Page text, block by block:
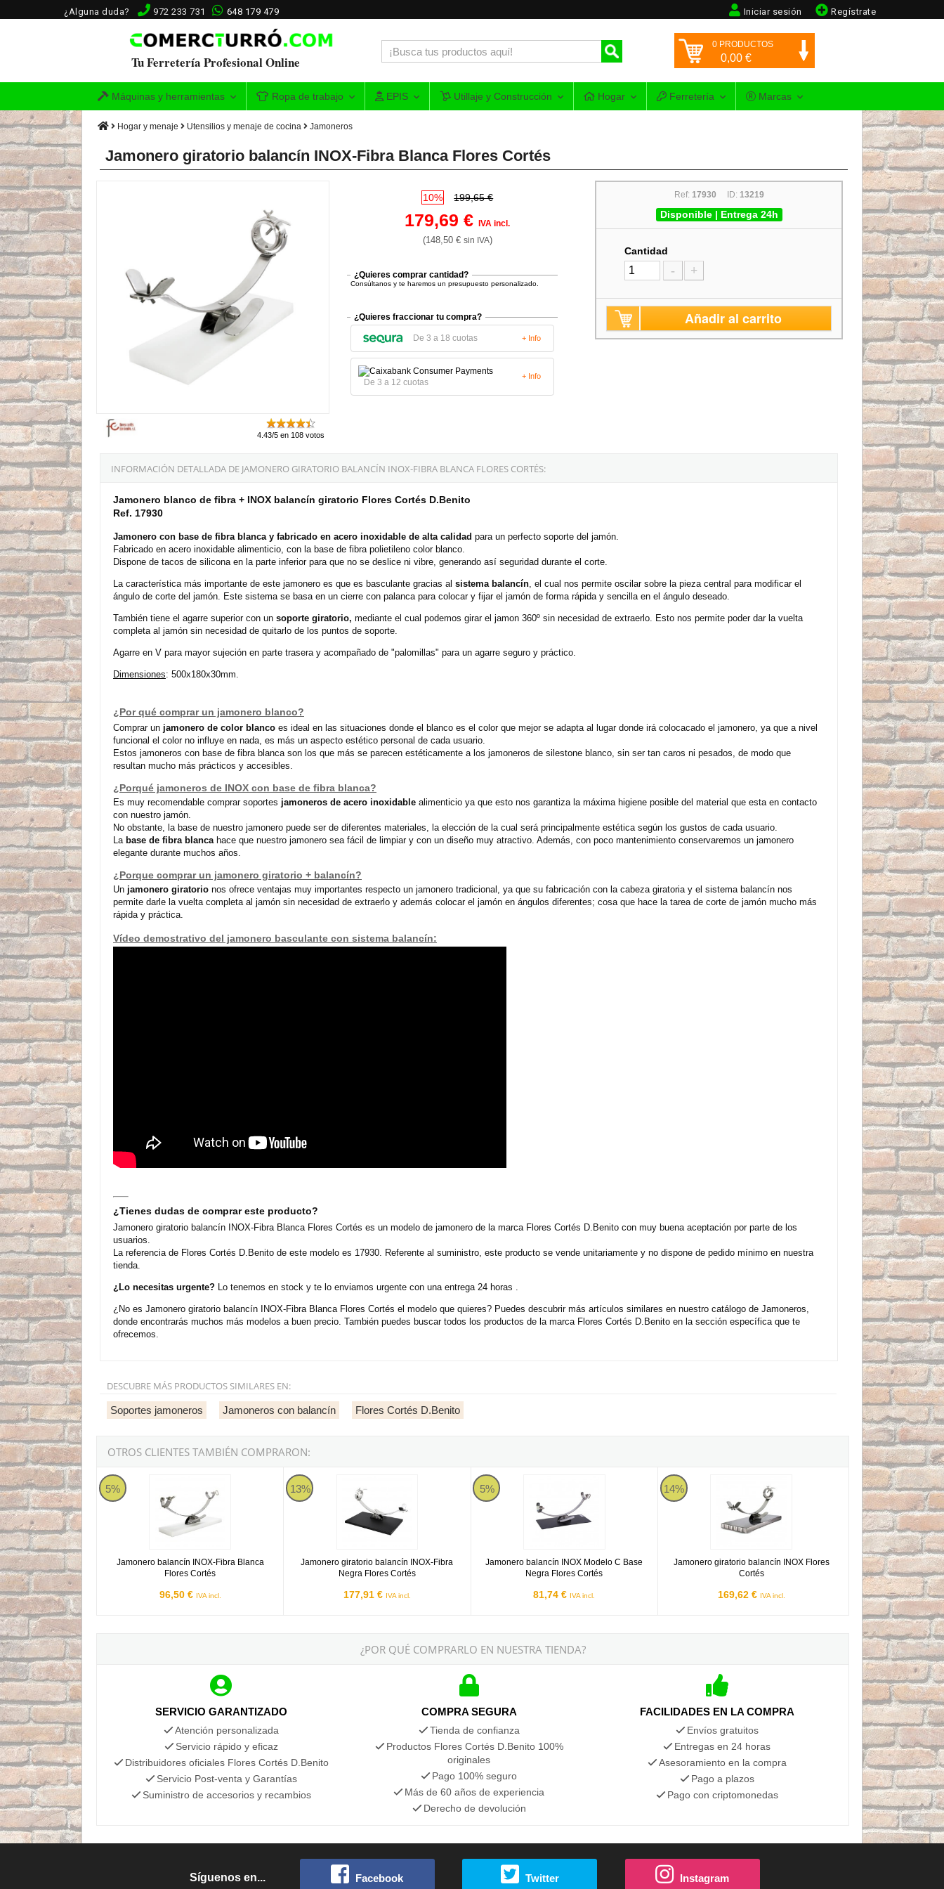
¿Alguna duda? 972 233 731 648 179 479 Regístrate
Iniciar sesión
Tu Ferretería Profesional Online
0 PRODUCTOS
0,00 €
Máquinas y herramientas Ropa de trabajo EPIS Utillaje y Construcción Hogar Ferretería Marcas
Hogar y menaje Utensilios y menaje de cocina Jamoneros
Jamonero giratorio balancín INOX-Fibra Blanca Flores Cortés
4.43/5 en 108 votos
10% 199,65 €
179,69 €IVA incl.
(148,50 € sin IVA)
¿Quieres comprar cantidad?
Consúltanos y te haremos un presupuesto personalizado.
¿Quieres fraccionar tu compra?
De 3 a 18 cuotas + Info
De 3 a 12 cuotas
+ Info
Ref: 17930 ID: 13219
Disponible | Entrega 24h
Cantidad
- +
Añadir al carrito
INFORMACIÓN DETALLADA DE JAMONERO GIRATORIO BALANCÍN INOX-FIBRA BLANCA FLORES CORTÉS:
Jamonero blanco de fibra + INOX balancín giratorio Flores Cortés D.Benito
Ref. 17930
Jamonero con base de fibra blanca y fabricado en acero inoxidable de alta calidad para un perfecto soporte del jamón.
Fabricado en acero inoxidable alimenticio, con la base de fibra polietileno color blanco.
Dispone de tacos de silicona en la parte inferior para que no se deslice ni vibre, generando así seguridad durante el corte.
La característica más importante de este jamonero es que es basculante gracias al sistema balancín , el cual nos permite oscilar sobre la pieza central para modificar el
ángulo de corte del jamón. Este sistema se basa en un cierre con palanca para colocar y fijar el jamón de forma rápida y sencilla en el ángulo deseado.
También tiene el agarre superior con un soporte giratorio, mediante el cual podemos girar el jamon 360º sin necesidad de extraerlo. Esto nos permite poder dar la vuelta
completa al jamón sin necesidad de quitarlo de los puntos de soporte.
Agarre en V para mayor sujeción en parte trasera y acompañado de "palomillas" para un agarre seguro y práctico.
Dimensiones: 500x180x30mm.
¿Por qué comprar un jamonero blanco?
Comprar un jamonero de color blanco es ideal en las situaciones donde el blanco es el color que mejor se adapta al lugar donde irá colocacado el jamonero, ya que a nivel
funcional el color no influye en nada, es más un aspecto estético personal de cada usuario.
Estos jamoneros con base de fibra blanca son los que más se parecen estéticamente a los jamoneros de silestone blanco, sin ser tan caros ni pesados, de modo que
resultan mucho más prácticos y accesibles.
¿Porqué jamoneros de INOX con base de fibra blanca?
Es muy recomendable comprar soportes jamoneros de acero inoxidable alimenticio ya que esto nos garantiza la máxima higiene posible del material que esta en contacto
con nuestro jamón.
No obstante, la base de nuestro jamonero puede ser de diferentes materiales, la elección de la cual será principalmente estética según los gustos de cada usuario.
La base de fibra blanca hace que nuestro jamonero sea fácil de limpiar y con un diseño muy atractivo. Además, con poco mantenimiento conservaremos un jamonero
elegante durante muchos años.
¿Porque comprar un jamonero giratorio + balancín?
Un jamonero giratorio nos ofrece ventajas muy importantes respecto un jamonero tradicional, ya que su fabricación con la cabeza giratoria y el sistema balancín nos
permite darle la vuelta completa al jamón sin necesidad de extraerlo y además colocar el jamón en ángulos diferentes; cosa que hace la tarea de corte de jamón mucho más
rápida y práctica.
Vídeo demostrativo del jamonero basculante con sistema balancín:
¿Tienes dudas de comprar este producto?
Jamonero giratorio balancín INOX-Fibra Blanca Flores Cortés es un modelo de jamonero de la marca Flores Cortés D.Benito con muy buena aceptación por parte de los
usuarios.
La referencia de Flores Cortés D.Benito de este modelo es 17930. Referente al suministro, este producto se vende unitariamente y no dispone de pedido mínimo en nuestra
tienda.
¿Lo necesitas urgente? Lo tenemos en stock y te lo enviamos urgente con una entrega 24 horas .
¿No es Jamonero giratorio balancín INOX-Fibra Blanca Flores Cortés el modelo que quieres? Puedes descubrir más artículos similares en nuestro catálogo de Jamoneros,
donde encontrarás muchos más modelos a buen precio. También puedes buscar todos los productos de la marca Flores Cortés D.Benito en la sección específica que te
ofrecemos.
DESCUBRE MÁS PRODUCTOS SIMILARES EN:
Soportes jamoneros Jamoneros con balancín Flores Cortés D.Benito
OTROS CLIENTES TAMBIÉN COMPRARON:
5%
Jamonero balancín INOX-Fibra Blanca
Flores Cortés
96,50 € IVA incl.
Jamonero balancín INOX-Fibra Blanca Flores Cortés
13%
Jamonero giratorio balancín INOX-Fibra
Negra Flores Cortés
177,91 € IVA incl.
Jamonero giratorio balancín INOX-Fibra Negra Flores Cortés
5%
Jamonero balancín INOX Modelo C Base
Negra Flores Cortés
81,74 € IVA incl.
Jamonero balancín INOX Modelo C Base Negra Flores Cortés
14%
Jamonero giratorio balancín INOX Flores
Cortés
169,62 € IVA incl.
Jamonero giratorio balancín INOX Flores Cortés
¿POR QUÉ COMPRARLO EN NUESTRA TIENDA?
SERVICIO GARANTIZADO
Atención personalizada
Servicio rápido y eficaz
Distribuidores oficiales Flores Cortés D.Benito
Servicio Post-venta y Garantías
Suministro de accesorios y recambios
COMPRA SEGURA
Tienda de confianza
Productos Flores Cortés D.Benito 100%
originales
Pago 100% seguro
Más de 60 años de experiencia
Derecho de devolución
FACILIDADES EN LA COMPRA
Envíos gratuitos
Entregas en 24 horas
Asesoramiento en la compra
Pago a plazos
Pago con criptomonedas
Síguenos en... Facebook Twitter Instagram